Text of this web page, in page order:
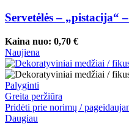
Servetėlės – „pistacija“
Kaina nuo: 0,70 €
Naujiena
Palyginti
Greita peržiūra
Pridėti prie norimų /
Daugiau